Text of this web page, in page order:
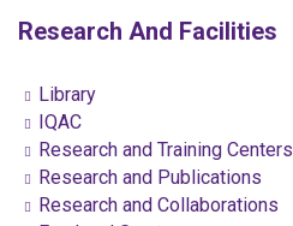
Research And Facilities
Library
IQAC
Research and Training Centers
Research and Publications
Research and Collaborations